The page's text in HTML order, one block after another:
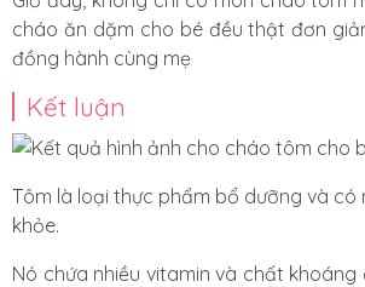
cháo ăn dặm cho bé đều thật đơn
đồng hành cùng mẹ
Kết luận
Tôm là loại thực phẩm bổ dưỡng và có
khỏe.
Nó chứa nhiều vitamin và chất